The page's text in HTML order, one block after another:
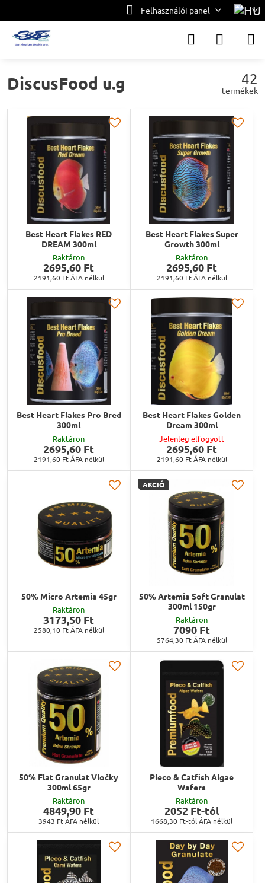
Felhasználói panel
DiscusFood u.g 42
termékek
Best Heart Flakes RED
DREAM 300ml
Raktáron
2695,60 Ft
2191,60 FtÁFA nélkül
Best Heart Flakes Super
Growth 300ml
Raktáron
2695,60 Ft
2191,60 FtÁFA nélkül
Best Heart Flakes Pro Bred
300ml
Raktáron
2695,60 Ft
2191,60 FtÁFA nélkül
Best Heart Flakes Golden
Dream 300ml
Jelenleg elfogyott
2695,60 Ft
2191,60 FtÁFA nélkül
50% Micro Artemia 45gr
Raktáron
3173,50 Ft
2580,10 FtÁFA nélkül
AKCIÓ
50% Artemia Soft Granulat
300ml 150gr
Raktáron
7090 Ft
5764,30 FtÁFA nélkül
50% Flat Granulat Vločky
300ml 65gr
Raktáron
4849,90 Ft
3943 FtÁFA nélkül
Pleco & Catfish Algae
Wafers
Raktáron
2052 Ft-tól
1668,30 Ft-tólÁFA nélkül